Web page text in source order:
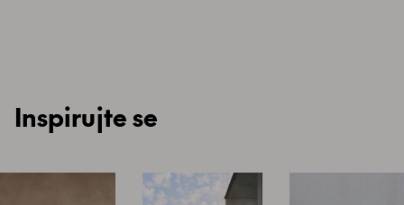
Inspirujte se